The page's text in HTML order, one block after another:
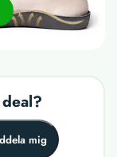
mig